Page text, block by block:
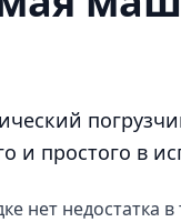
и простого в
нет недостатка